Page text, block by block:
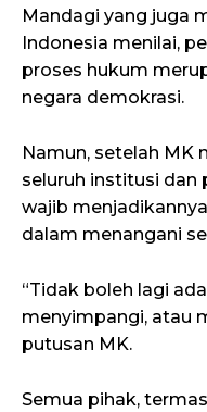
Mandagi yang juga
Indonesia menilai,
proses hukum
negara demokrasi.
Namun, setelah MK
seluruh institusi dan
wajib
dalam menangani
“Tidak boleh lagi
menyimpangi, atau
putusan MK.
Semua pihak,